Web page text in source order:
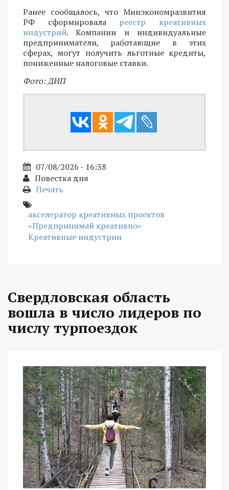
Ранее сообщалось, что Минэкономразвития
РФ сформировала реестр креативных
индустрий. Компании и индивидуальные
предприниматели, работающие в этих
сферах, могут получить льготные кредиты,
пониженные налоговые ставки.
Фото: ДИП
07/08/2026 - 16:38
Повестка дня
Печать
акселератор креативных проектов
«Предпринимай креативно»
Креативные индустрии
Свердловская область
вошла в число лидеров по
числу турпоездок